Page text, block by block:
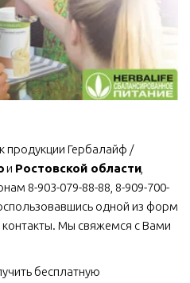
продукции Гербалайф /
и Ростовской области,
8-903-079-88-88, 8-909-700-
одной из форм
контакты. Мы свяжемся с Вами
бесплатную